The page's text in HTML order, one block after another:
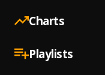
Charts
Playlists